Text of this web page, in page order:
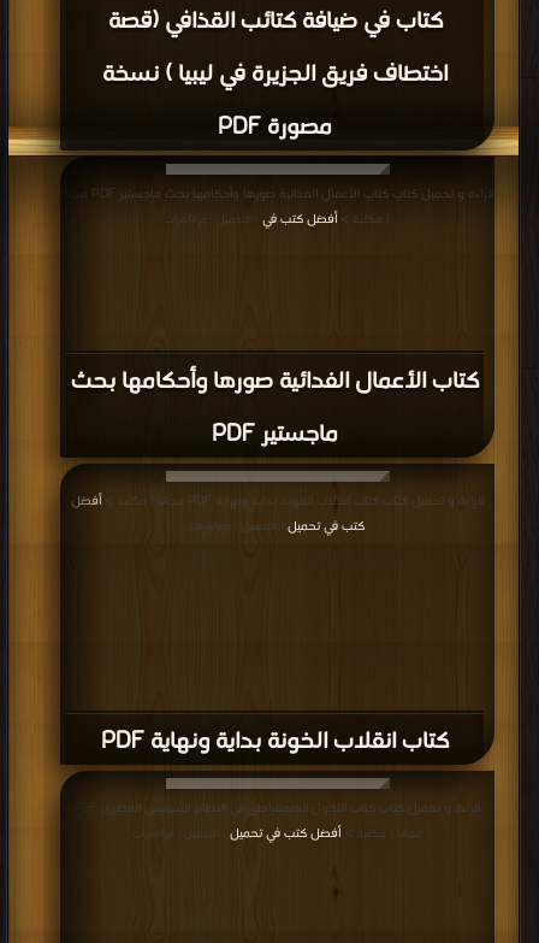
كتاب في ضيافة كتائب القذافي (قصة
اختطاف فريق الجزيرة في ليبيا ) نسخة
مصورة PDF
كتاب الأعمال الفدائية صورها وأحكامها بحث
ماجستير PDF
| مكتبة >أفضل كتب في | التحميل : مرة/مرات
كتاب انقلاب الخونة بداية ونهاية PDF
قراءة و تحميل كتاب كتاب انقلاب الخونة بداية ونهاية PDF مجانا | مكتبة >
أفضل
كتب في تحميل | التحميل : مرة/مرات
مجانا | مكتبة >أفضل كتب في تحميل | التحميل : مرة/مرات